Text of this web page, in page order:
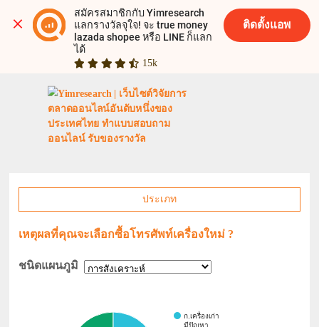
สมัครสมาชิกกับ Yimresearch
แลกรางวัลจุใจ! จะ true money
lazada shopee หรือ LINE ก็แลก
ได้
15k
ติดตั้งแอพ
ประเภท
เหตุผลที่คุณจะเลือกซื้อโทรศัพท์เครื่องใหม่ ?
ชนิดแผนภูมิ
ก.เครื่องเก่า
มีปัญหา